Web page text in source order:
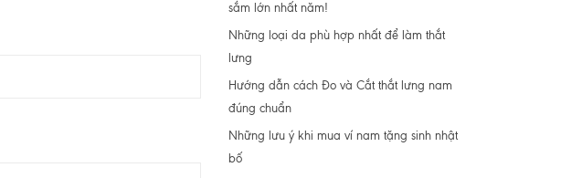
sắm lớn nhất năm!
Những loại da phù hợp nhất để làm thắt
lưng
Hướng dẫn cách Đo và Cắt thắt lưng nam
đúng chuẩn
Những lưu ý khi mua ví nam tặng sinh nhật
bố